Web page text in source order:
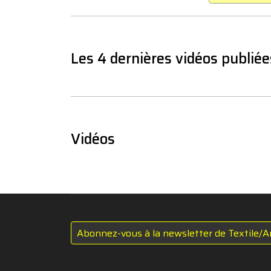
Les 4 dernières vidéos
Vidéos
Abonnez-vous à la newsletter de Textile/